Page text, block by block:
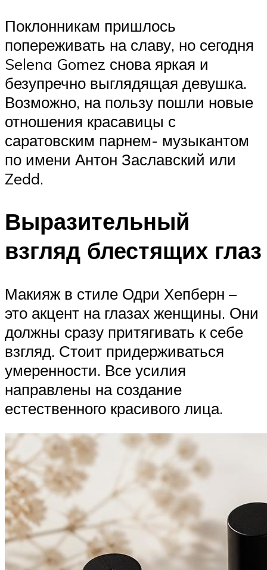
Поклонникам пришлось
попереживать на славу, но сегодня
Selena Gomez снова яркая и
безупречно выглядящая девушка.
Возможно, на пользу пошли новые
отношения красавицы с
саратовским парнем- музыкантом
по имени Антон Заславский или
Zedd.
Выразительный
взгляд блестящих глаз
Макияж в стиле Одри Хепберн –
это акцент на глазах женщины. Они
должны сразу притягивать к себе
взгляд. Стоит придерживаться
умеренности. Все усилия
направлены на создание
естественного красивого лица.